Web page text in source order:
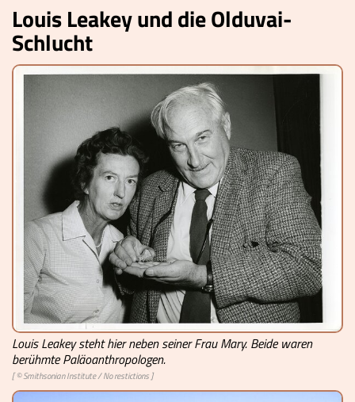
Lucys Wissensbox
Karte
Quiz
Memospiel
Videos
Mach mit!
Buchtipps
Schulmaterialien
Museen
Louis Leakey und die Olduvai-
Schlucht
Louis Leakey steht hier neben seiner Frau Mary. Beide waren
berühmte Paläoanthropologen.
[ ©Smithsonian Institute/No restictions]